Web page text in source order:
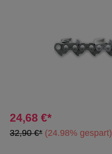
24,68 €*
32,90 €* (24.98% gespart)